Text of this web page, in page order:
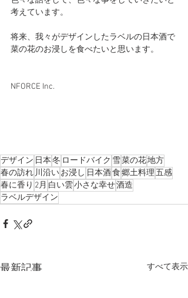
考えています。
将来、我々がデザインしたラベルの日本酒で
菜の花のお浸しを食べたいと思います。
NFORCE Inc.
デザイン 日本冬 ロードバイク 雪菜の花地方
春の訪れ川沿いお浸し 日本酒食郷土料理五感
春に香り 2月 白い雲小さな幸せ酒造
ラベルデザイン
最新記事 すべて表示